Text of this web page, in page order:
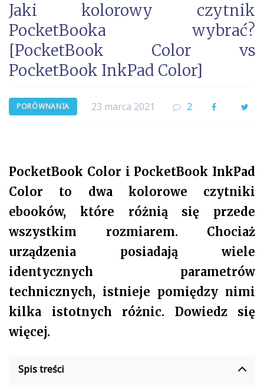
Jaki kolorowy czytnik
PocketBooka wybrać?
[PocketBook Color vs
PocketBook InkPad Color]
PORÓWNANIA 23 marca 2021 2 Facebook
PocketBook Color i PocketBook InkPad
Color to dwa kolorowe czytniki
ebooków, które różnią się przede
wszystkim rozmiarem. Chociaż
urządzenia posiadają wiele
identycznych parametrów
technicznych, istnieje pomiędzy nimi
kilka istotnych różnic. Dowiedz się
więcej.
Spis treści